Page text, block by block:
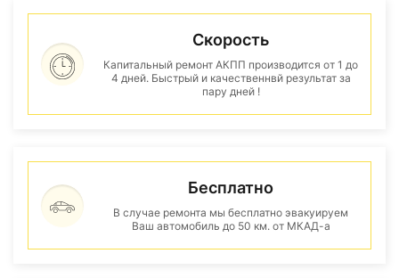
Скорость
Капитальный ремонт АКПП производится от 1 до
4 дней. Быстрый и качественнвй результат за
пару дней !
Бесплатно
В случае ремонта мы бесплатно эвакуируем
Ваш автомобиль до 50 км. от МКАД-а